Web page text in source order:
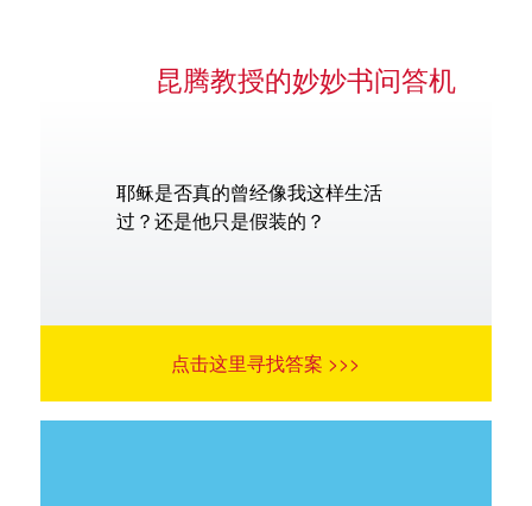
昆腾教授的妙妙书问答机
耶稣是否真的曾经像我这样生活
过？还是他只是假装的？
点击这里寻找答案 >>>